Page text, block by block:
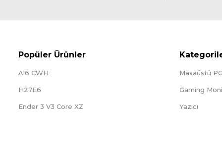
Popüler Ürünler
A16 CWH
H27E6
Ender 3 V3 Core XZ
Masaüstü PC
Gaming
Yazıcı